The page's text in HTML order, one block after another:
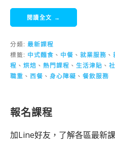
閱讀全文 →
分類: 最新課程
標籤: 中式麵食 、 中餐 、 就業服務 、
程 、 烘焙 、 熱門課程 、 生活津貼 、
職重 、 西餐 、 身心障礙 、 餐飲服務
報名課程
加Line好友，了解各區最新